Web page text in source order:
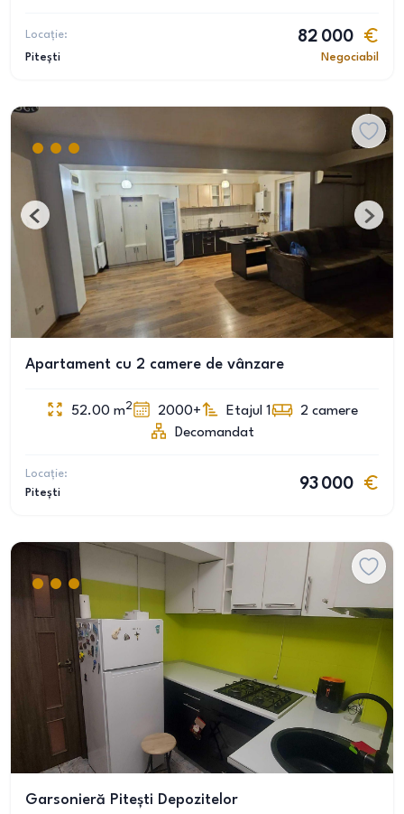
Locație:
Pitești
82 000
Negociabil
Apartament cu 2 camere de vânzare
52.00 m2 2000+ Etajul 1 2 camere
Decomandat
Locație:
Pitești
93 000
Garsonieră Pitești Depozitelor